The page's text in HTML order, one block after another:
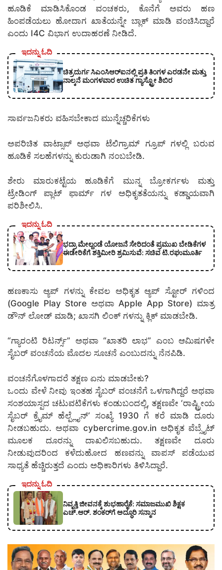
ಹೂಡಿಕೆ ಮಾಡಿಸಿಕೊಂಡ ವಂಚಕರು, ಕೊನೆಗೆ ಅವರು ಹಣ
ಹಿಂಪಡೆಯಲು ಹೋದಾಗ ಖಾತೆಯನ್ನೇ ಬ್ಲಾಕ್ ಮಾಡಿ ವಂಚಿಸಿದ್ದಾರೆ
ಎಂದು I4C ವಿಭಾಗ ಉದಾಹರಣೆ ನೀಡಿದೆ.
ಇದನ್ನು ಓದಿ
ಚಿತ್ರದುರ್ಗ ಸಿಎಂಸಿಆರ್‍ಐನಲ್ಲಿ ಪ್ರತಿ ತಿಂಗಳ ಎರಡನೇ ಮತ್ತು
ನಾಲ್ಕನೆ ಮಂಗಳವಾರ ಉಚಿತ ಗ್ಯಾಸ್ಟ್ರೋ ಶಿಬಿರ
ಸಾರ್ವಜನಿಕರು ವಹಿಸಬೇಕಾದ ಮುನ್ನೆಚ್ಚರಿಕೆಗಳು
ಅಪರಿಚಿತ ವಾಟ್ಸಾಪ್ ಅಥವಾ ಟೆಲಿಗ್ರಾಮ್ ಗ್ರೂಪ್ ಗಳಲ್ಲಿ ಬರುವ
ಹೂಡಿಕೆ ಸಲಹೆಗಳನ್ನು ಕುರುಡಾಗಿ ನಂಬಬೇಡಿ.
ಶೇರು ಮಾರುಕಟ್ಟೆಯ ಹೂಡಿಕೆಗೆ ಮುನ್ನ ಬ್ರೋಕರ್ಗಳು ಮತ್ತು
ಟ್ರೇಡಿಂಗ್ ಪ್ಲಾಟ್ ಫಾರ್ಮ್ ಗಳ ಅಧಿಕೃತತೆಯನ್ನು ಕಡ್ಡಾಯವಾಗಿ
ಪರಿಶೀಲಿಸಿ.
ಇದನ್ನು ಓದಿ
ಭದ್ರಾ ಮೇಲ್ದಂಡೆ ಯೋಜನೆ ಸೇರಿದಂತೆ ಪ್ರಮುಖ ಬೇಡಿಕೆಗಳ
ಈಡೇರಿಕೆಗೆ ಶಕ್ತಿಮೀರಿ ಶ್ರಮಿಸುವೆ: ಸಚಿವ ಟಿ.ರಘುಮೂರ್ತಿ
ಹಣಕಾಸು ಆ್ಯಪ್ ಗಳನ್ನು ಕೇವಲ ಅಧಿಕೃತ ಆ್ಯಪ್ ಸ್ಟೋರ್ ಗಳಿಂದ
(Google Play Store ಅಥವಾ Apple App Store) ಮಾತ್ರ
ಡೌನ್ ಲೋಡ್ ಮಾಡಿ; ಖಾಸಗಿ ಲಿಂಕ್ ಗಳನ್ನು ಕ್ಲಿಕ್ ಮಾಡಬೇಡಿ.
“ಗ್ಯಾರಂಟಿ ರಿಟರ್ನ್ಸ್” ಅಥವಾ “ಖಾತರಿ ಲಾಭ” ಎಂಬ ಆಮಿಷಗಳೇ
ಸೈಬರ್ ವಂಚನೆಯ ಮೊದಲ ಸೂಚನೆ ಎಂಬುದನ್ನು ನೆನಪಿಡಿ.
ವಂಚನೆಗೊಳಗಾದರೆ ತಕ್ಷಣ ಏನು ಮಾಡಬೇಕು?
ಒಂದು ವೇಳೆ ನೀವು ಇಂತಹ ಸೈಬರ್ ವಂಚನೆಗೆ ಒಳಗಾಗಿದ್ದರೆ ಅಥವಾ
ಸಂಶಯಾಸ್ಪದ ಚಟುವಟಿಕೆಗಳು ಕಂಡುಬಂದಲ್ಲಿ, ತಕ್ಷಣವೇ ‘ರಾಷ್ಟ್ರೀಯ
ಸೈಬರ್ ಕ್ರೈಮ್ ಹೆಲ್ಪ್ಲೈನ್’ ಸಂಖ್ಯೆ 1930 ಗೆ ಕರೆ ಮಾಡಿ ದೂರು
ನೀಡಬಹುದು. ಅಥವಾ cybercrime.gov.in ಅಧಿಕೃತ ವೆಬ್ಸೈಟ್
ಮೂಲಕ ದೂರನ್ನು ದಾಖಲಿಸಬಹುದು. ತಕ್ಷಣವೇ ದೂರು
ನೀಡುವುದರಿಂದ ಕಳೆದುಹೋದ ಹಣವನ್ನು ವಾಪಸ್ ಪಡೆಯುವ
ಸಾಧ್ಯತೆ ಹೆಚ್ಚಿರುತ್ತದೆ ಎಂದು ಅಧಿಕಾರಿಗಳು ತಿಳಿಸಿದ್ದಾರೆ.
ಇದನ್ನು ಓದಿ
ನಿವೃತ್ತಿ ಜೀವನಕ್ಕೆ ಶುಭಹಾರೈಕೆ: ಸಮಾಜಮುಖಿ ಶಿಕ್ಷಕ
ಎಚ್.ಆರ್. ಶಂಕರ್‌ಗೆ ಅದ್ಧೂರಿ ಸನ್ಮಾನ